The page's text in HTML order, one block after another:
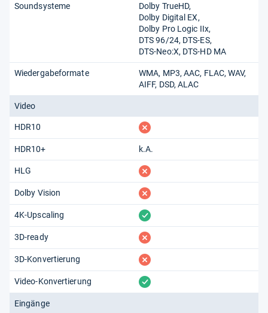
Soundsysteme
Dolby TrueHD
Dolby Digital EX
Dolby Pro Logic IIx
DTS 96/24 DTS-ES
DTS-Neo:X DTS-HD MA
Wiedergabeformate WMA MP3 AAC FLAC WAV
AIFF DSD ALAC
Video
HDR10 fehlt
HDR10+ k.A.
HLG fehlt
Dolby Vision fehlt
4K-Upscaling vorhanden
3D-ready fehlt
3D-Konvertierung fehlt
Video-Konvertierung vorhanden
Eingänge